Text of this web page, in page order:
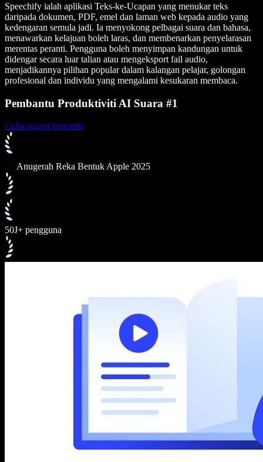
Speechify ialah aplikasi Teks-ke-Ucapan yang menukar teks
daripada dokumen, PDF, emel dan laman web kepada audio yang
kedengaran semula jadi. Ia menyokong pelbagai suara dan bahasa,
menawarkan kelajuan boleh laras, dan membenarkan penyelarasan
merentas peranti. Pengguna boleh menyimpan kandungan untuk
didengar secara luar talian atau mengeksport fail audio,
menjadikannya pilihan popular dalam kalangan pelajar, golongan
profesional dan individu yang mengalami kesukaran membaca.
Pembantu Produktiviti AI Suara #1
Cuba secara percuma
Anugerah Reka Bentuk Apple 2025
50J+ pengguna